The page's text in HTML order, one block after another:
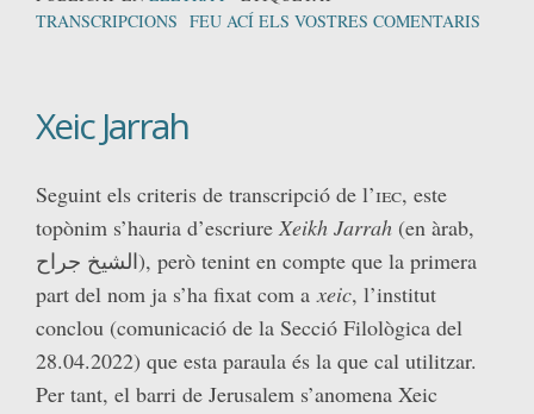
TRANSCRIPCIONS FEU ACÍ ELS VOSTRES COMENTARIS
Xeic Jarrah
Seguint els criteris de transcripció de l’iec, este
topònim s’hauria d’escriureXeikh Jarrah (en àrab,
الشيخ جراح), però tenint en compte que la primera
part del nom ja s’ha fixat com axeic, l’institut
conclou (comunicació de la Secció Filològica del
28.04.2022) que esta paraula és la que cal utilitzar.
Per tant, el barri de Jerusalem s’anomena Xeic